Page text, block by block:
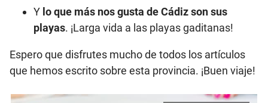
Y lo que más nos gusta de Cádiz son sus
playas. ¡Larga vida a las playas gaditanas!
Espero que disfrutes mucho de todos los artículos
que hemos escrito sobre esta provincia. ¡Buen viaje!